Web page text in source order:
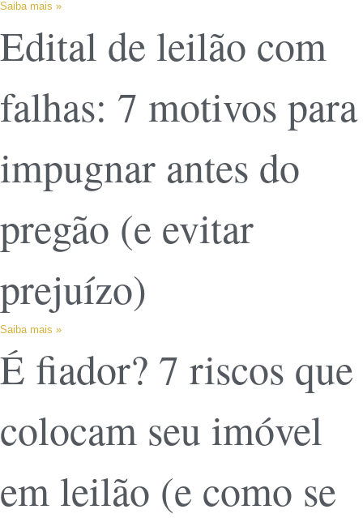
Saiba mais »
Edital de leilão com
falhas: 7 motivos para
impugnar antes do
pregão (e evitar
prejuízo)
Saiba mais »
É fiador? 7 riscos que
colocam seu imóvel
em leilão (e como se